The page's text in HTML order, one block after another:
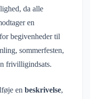
da alle
en
begivenheder til
sommerfesten,
frivilligindsats.
en beskrivelse,